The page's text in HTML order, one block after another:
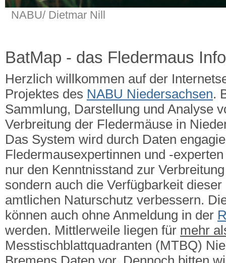
NABU/ Dietmar Nill
BatMap - das Fledermaus
Herzlich willkommen auf der
Projektes des NABU Niedersachsen.
Sammlung, Darstellung und Analyse
Verbreitung der Fledermäuse in
Das System wird durch Daten
Fledermausexpertinnen und -
nur den Kenntnisstand zur
sondern auch die Verfügbarkeit
amtlichen Naturschutz verbessern.
können auch ohne Anmeldung in der
werden. Mittlerweile liegen für mehr
Messtischblattquadranten (MTBQ)